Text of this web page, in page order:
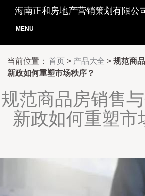
海南正和房地产营销策划有限公
MENU
当前位置： 首页 > 产品大全 > 规范商
新政如何重塑市场秩序？
规范商品房销售
新政如何重塑市